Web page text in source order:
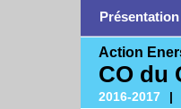
Présentation
Action
CO du
2016-2017 |